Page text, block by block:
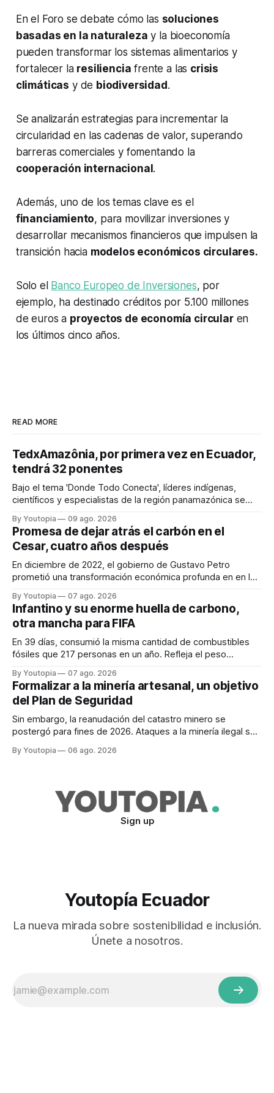
En el Foro se debate cómo las soluciones
basadas en la naturaleza y la bioeconomía
pueden transformar los sistemas alimentarios y
fortalecer la resiliencia frente a las crisis
climáticas y de biodiversidad .
Se analizarán estrategias para incrementar la
circularidad en las cadenas de valor, superando
barreras comerciales y fomentando la
cooperación internacional .
Además, uno de los temas clave es el
financiamiento, para movilizar inversiones y
desarrollar mecanismos financieros que impulsen la
transición hacia modelos económicos circulares.
Solo el Banco Europeo de Inversiones, por
ejemplo, ha destinado créditos por 5.100 millones
de euros a proyectos de economía circularen
los últimos cinco años.
READ MORE
TedxAmazônia, por primera vez en Ecuador,
tendrá 32 ponentes
Bajo el tema 'Donde Todo Conecta', líderes indígenas,
científicos y especialistas de la región panamazónica se
By Youtopia 09 ago. 2026
Promesa de dejar atrás el carbón en el
Cesar, cuatro años después
En diciembre de 2022, el gobierno de Gustavo Petro
prometió una transformación económica profunda en en la
By Youtopia 07 ago. 2026
Infantino y su enorme huella de carbono,
otra mancha para FIFA
En 39 días, consumió la misma cantidad de combustibles
fósiles que 217 personas en un año. Refleja el peso
By Youtopia 07 ago. 2026
Formalizar a la minería artesanal, un objetivo
del Plan de Seguridad
Sin embargo, la reanudación del catastro minero se
postergó para fines de 2026. Ataques a la minería ilegal se
By Youtopia 06 ago. 2026
Sign up
Youtopía Ecuador
La nueva mirada sobre sostenibilidad e inclusión.
Únete a nosotros.